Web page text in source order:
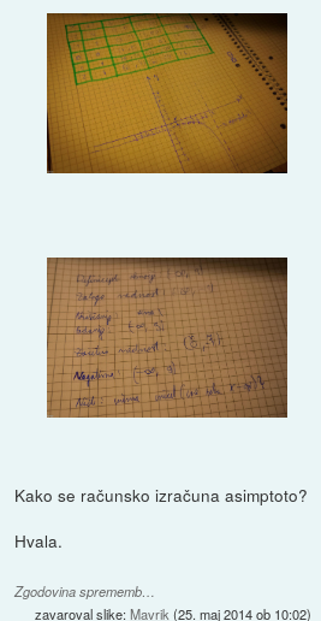
Kako se računsko izračuna asimptoto?
Hvala.
Zgodovina sprememb…
zavaroval slike:Mavrik (25. maj 2014 ob 10:02)